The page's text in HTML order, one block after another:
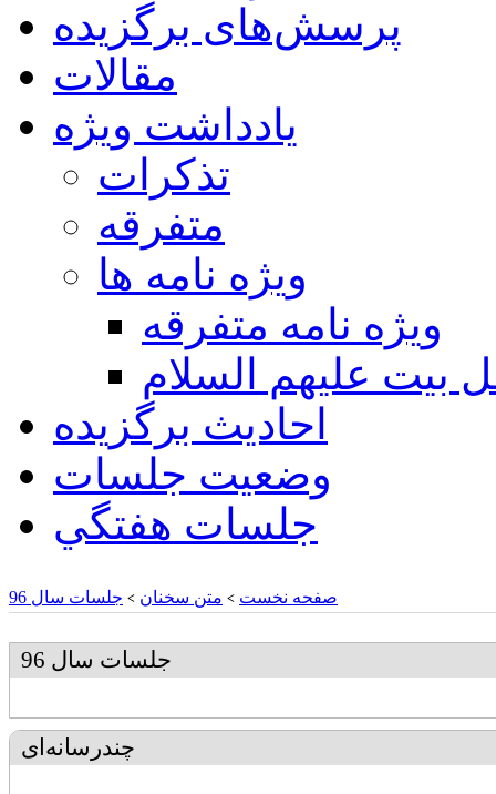
پرسش‌های برگزیده
مقالات
یادداشت ویژه
تذكرات
متفرقه
ويژه نامه ها
ويژه نامه متفرقه
بيت عليهم السلام
احادیث برگزیده
وضعیت جلسات
جلسات هفتگي
صفحه نخست > متن سخنان > جلسات سال 96
جلسات سال 96
چندرسانه‌ای